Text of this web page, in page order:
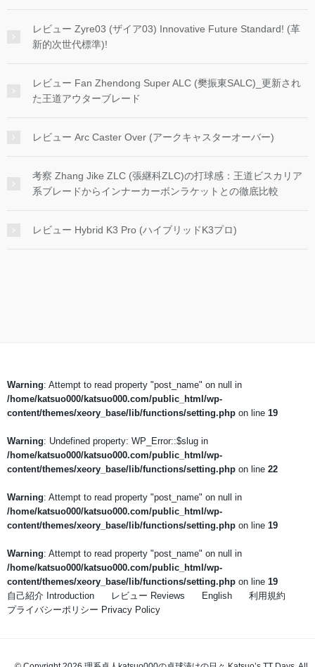
レビュー Zyre03 (ザイア03) Innovative Future Standard! (革
新的次世代標準)!
レビュー Fan Zhendong Super ALC (樊振東SALC)_更新され
た王道アウターブレード
レビュー Arc Caster Over (アークキャスターオーバー)
考察 Zhang Jike ZLC (張継科ZLC)の打球感：王道ビスカリア
系ブレードからインナーカーボンラケットとの徹底比較
レビュー Hybrid K3 Pro (ハイブリッドK3プロ)
Warning: Attempt to read property "post_name" on null in
/home/katsuo000/katsuo000.com/public_html/wp-
content/themes/xeory_base/lib/functions/setting.php on line 19
Warning: Undefined property: WP_Error::$slug in
/home/katsuo000/katsuo000.com/public_html/wp-
content/themes/xeory_base/lib/functions/setting.php on line 22
Warning: Attempt to read property "post_name" on null in
/home/katsuo000/katsuo000.com/public_html/wp-
content/themes/xeory_base/lib/functions/setting.php on line 19
Warning: Attempt to read property "post_name" on null in
/home/katsuo000/katsuo000.com/public_html/wp-
content/themes/xeory_base/lib/functions/setting.php on line 19
自己紹介 Introduction
レビュー Reviews English
利用規約
プライバシーポリシー Privacy Policy